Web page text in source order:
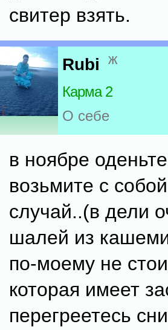
свитер взять.
Rubi ж
Карма 2
О себе
в ноябре
возьмите с
случай..(в дели
шалей из
по-моему не
которая имеет
перегреетесь